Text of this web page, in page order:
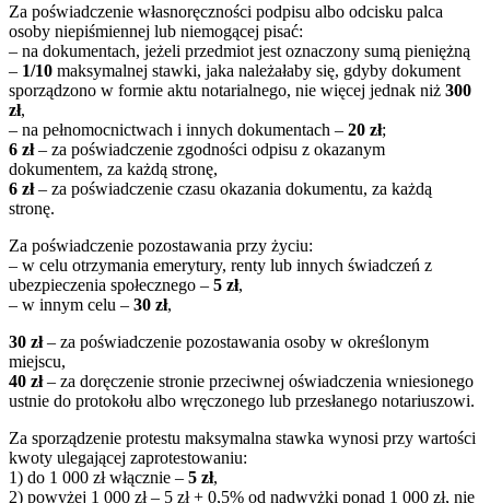
Za poświadczenie własnoręczności podpisu albo odcisku palca
osoby niepiśmiennej lub niemogącej pisać:
– na dokumentach, jeżeli przedmiot jest oznaczony sumą pieniężną
– 1/10 maksymalnej stawki, jaka należałaby się, gdyby dokument
sporządzono w formie aktu notarialnego, nie więcej jednak niż 300
zł,
– na pełnomocnictwach i innych dokumentach – 20 zł;
6 zł– za poświadczenie zgodności odpisu z okazanym
dokumentem, za każdą stronę,
6 zł– za poświadczenie czasu okazania dokumentu, za każdą
stronę.
Za poświadczenie pozostawania przy życiu:
– w celu otrzymania emerytury, renty lub innych świadczeń z
ubezpieczenia społecznego – 5 zł,
– w innym celu – 30 zł,
30 zł– za poświadczenie pozostawania osoby w określonym
miejscu,
40 zł– za doręczenie stronie przeciwnej oświadczenia wniesionego
ustnie do protokołu albo wręczonego lub przesłanego notariuszowi.
Za sporządzenie protestu maksymalna stawka wynosi przy wartości
kwoty ulegającej zaprotestowaniu:
1) do 1 000 zł włącznie – 5 zł,
2) powyżej 1 000 zł – 5 zł + 0,5% od nadwyżki ponad 1 000 zł, nie